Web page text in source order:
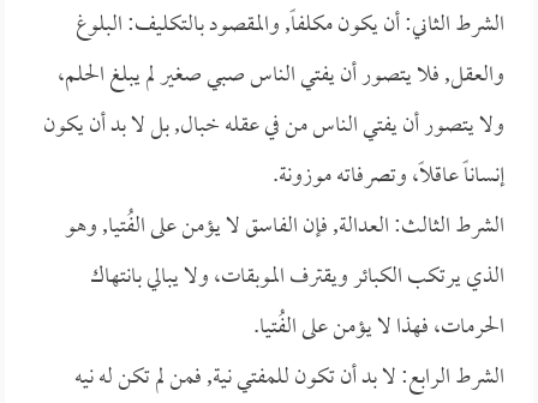
الشرط الثاني: أن يكون مكلفاً, والمقصود بالتكليف: البلوغ
والعقل, فلا يتصور أن يفتي الناس صبي صغير لم يبلغ الحلم،
ولا يتصور أن يفتي الناس من في عقله خبال, بل لا بد أن يكون
إنساناً عاقلاً، وتصرفاته موزونة.
الشرط الثالث: العدالة, فإن الفاسق لا يؤمن على الفُتيا, وهو
الذي يرتكب الكبائر ويقترف الموبقات، ولا يبالي بانتهاك
الحرمات، فهذا لا يؤمن على الفُتيا.
الشرط الرابع: لا بد أن تكون للمفتي نية, فمن لم تكن له نيه